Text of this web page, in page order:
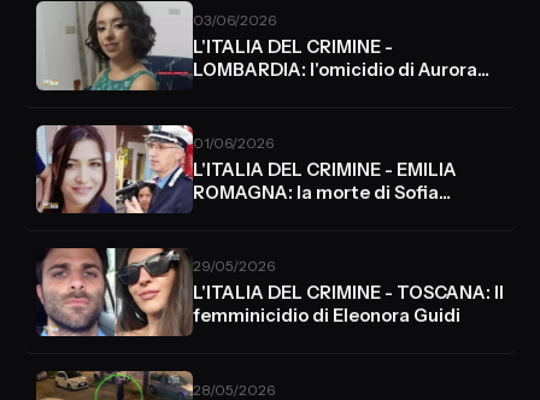
03/06/2026
L'ITALIA DEL CRIMINE -
LOMBARDIA: l'omicidio di Aurora
01/06/2026
L'ITALIA DEL CRIMINE - EMILIA
ROMAGNA: la morte di Sofia
29/05/2026
L'ITALIA DEL CRIMINE - TOSCANA: Il
femminicidio di Eleonora Guidi
28/05/2026